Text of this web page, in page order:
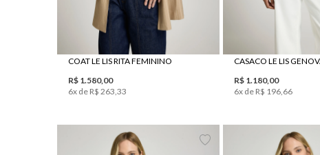
COAT LE LIS RITA FEMININO
R$ 1.580, 00
6x de R$ 263 33
R$ 1.180, 00
6x de R$ 196 66
PP